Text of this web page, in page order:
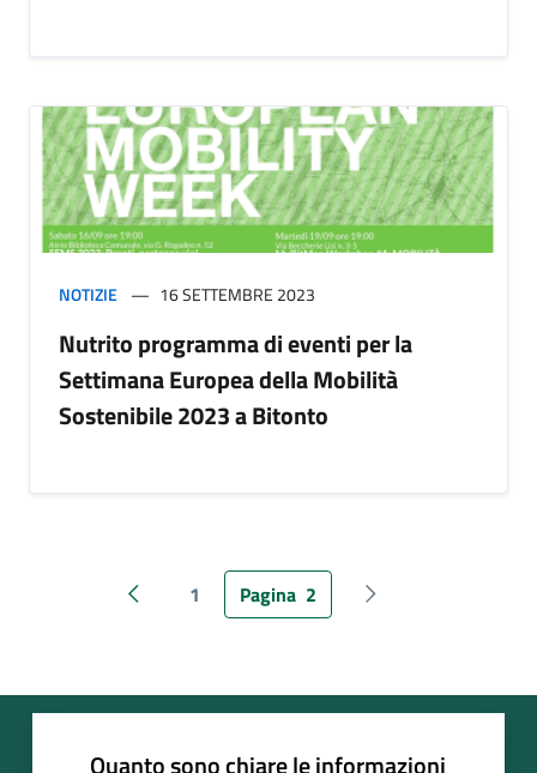
NOTIZIE 16 SETTEMBRE 2023
Nutrito programma di eventi per la
Settimana Europea della Mobilità
Sostenibile 2023 a Bitonto
Pagina precedente
1 Pagina 2 Pagina successiva